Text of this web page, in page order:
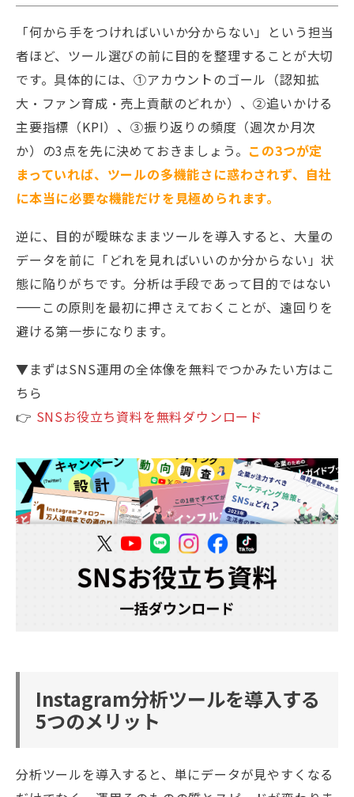
「何から手をつければいいか分からない」という担当
者ほど、ツール選びの前に目的を整理することが大切
です。具体的には、①アカウントのゴール（認知拡
大・ファン育成・売上貢献のどれか）、②追いかける
主要指標（KPI）、③振り返りの頻度（週次か月次
か）の3点を先に決めておきましょう。 この3つが定
まっていれば、ツールの多機能さに惑わされず、自社
に本当に必要な機能だけを見極められます。
逆に、目的が曖昧なままツールを導入すると、大量の
データを前に「どれを見ればいいのか分からない」状
態に陥りがちです。分析は手段であって目的ではない
——この原則を最初に押さえておくことが、遠回りを
避ける第一歩になります。
▼まずはSNS運用の全体像を無料でつかみたい方はこ
ちら
👉 SNSお役立ち資料を無料ダウンロード
Instagram分析ツールを導入する
5つのメリット
分析ツールを導入すると、単にデータが見やすくなる